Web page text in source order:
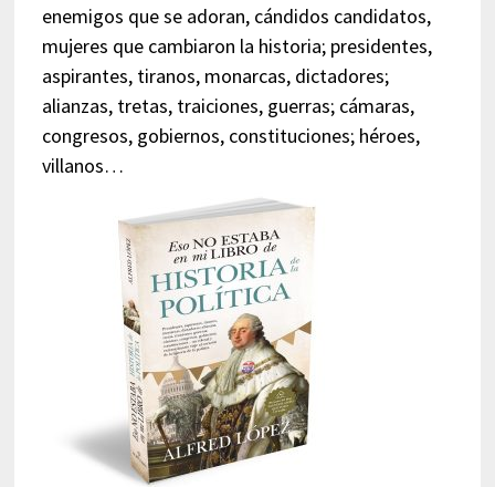
enemigos que se adoran, cándidos candidatos,
mujeres que cambiaron la historia; presidentes,
aspirantes, tiranos, monarcas, dictadores;
alianzas, tretas, traiciones, guerras; cámaras,
congresos, gobiernos, constituciones; héroes,
villanos…